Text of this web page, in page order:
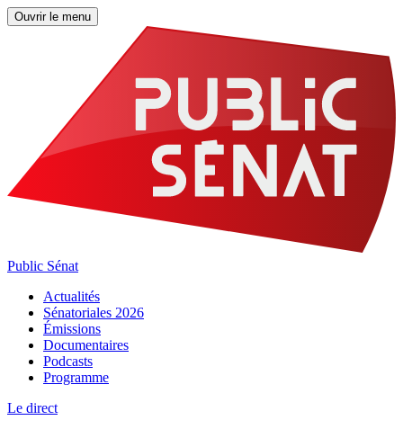
Ouvrir le menu
Public Sénat
Actualités
Sénatoriales 2026
Émissions
Documentaires
Podcasts
Programme
Le direct